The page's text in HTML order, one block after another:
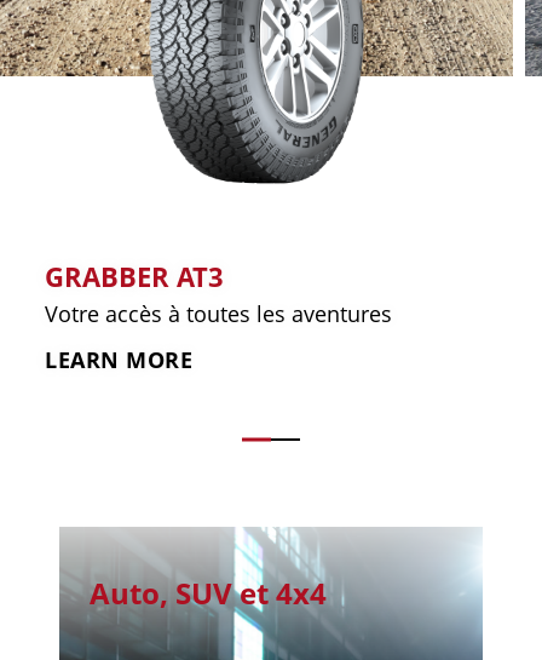
GRABBER AT3
Votre accès à toutes les aventures
LEARN MORE
Auto, SUV et 4x4